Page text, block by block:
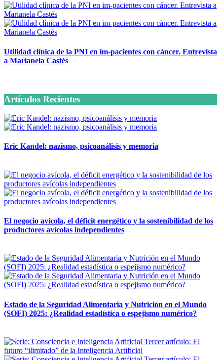
Utilidad clínica de la PNI en im-pacientes con cáncer. Entrevista
a Marianela Castés
Artículos Recientes
Eric Kandel: nazismo, psicoanálisis y memoria
El negocio avícola, el déficit energético y la sostenibilidad de los
productores avícolas independientes
Estado de la Seguridad Alimentaria y Nutrición en el Mundo
(SOFI) 2025: ¿Realidad estadística o espejismo numérico?